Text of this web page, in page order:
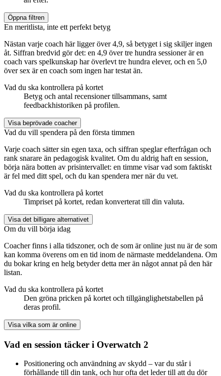
Öppna filtren
En meritlista, inte ett perfekt betyg
Nästan varje coach här ligger över 4,9, så betyget i sig skiljer ingen
åt. Siffran bredvid gör det: en 4,9 över tre hundra sessioner är en
coach vars spelkunskap har överlevt tre hundra elever, och en 5,0
över sex är en coach som ingen har testat än.
Vad du ska kontrollera på kortet
Betyg och antal recensioner tillsammans, samt
feedbackhistoriken på profilen.
Visa beprövade coacher
Vad du vill spendera på den första timmen
Varje coach sätter sin egen taxa, och siffran speglar efterfrågan och
rank snarare än pedagogisk kvalitet. Om du aldrig haft en session,
börja nära botten av prisintervallet: en timme visar vad som faktiskt
är fel med ditt spel, och du kan spendera mer när du vet.
Vad du ska kontrollera på kortet
Timpriset på kortet, redan konverterat till din valuta.
Visa det billigare alternativet
Om du vill börja idag
Coacher finns i alla tidszoner, och de som är online just nu är de som
kan komma överens om en tid inom de närmaste meddelandena. Om
du bokar kring en helg betyder detta mer än något annat på den här
listan.
Vad du ska kontrollera på kortet
Den gröna pricken på kortet och tillgänglighetstabellen på
deras profil.
Visa vilka som är online
Vad en session täcker i Overwatch 2
Positionering och användning av skydd – var du står i
förhållande till din tank, och hur ofta det leder till att du dör